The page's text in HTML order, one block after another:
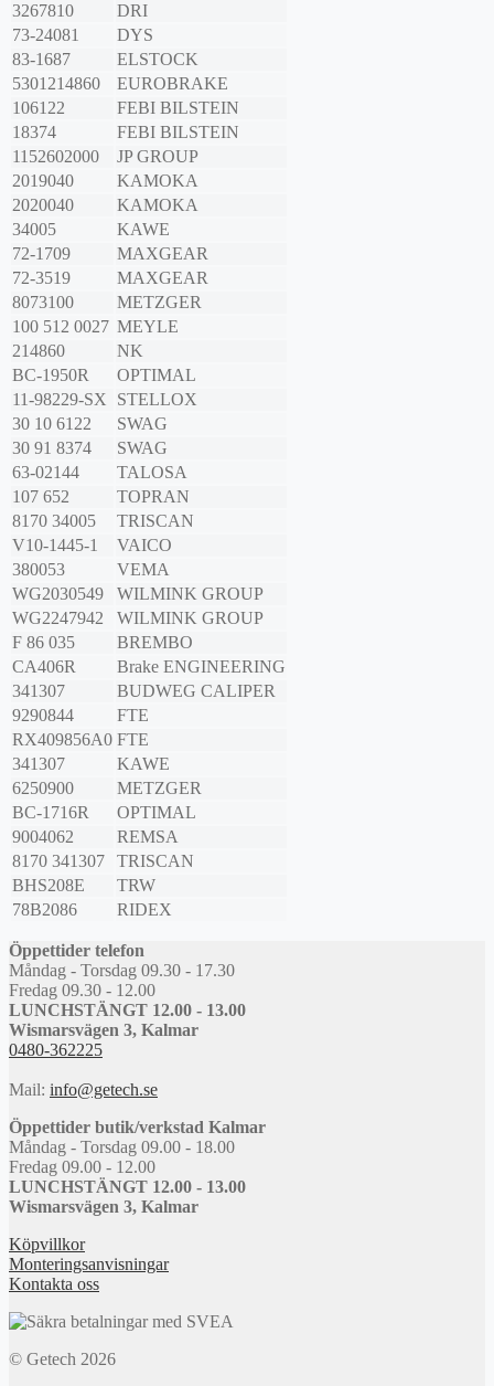
3267810
DRI
73-24081
DYS
83-1687
ELSTOCK
5301214860
EUROBRAKE
106122
FEBI BILSTEIN
18374
FEBI BILSTEIN
1152602000
JP GROUP
2019040
KAMOKA
2020040
KAMOKA
34005
KAWE
72-1709
MAXGEAR
72-3519
MAXGEAR
8073100
METZGER
100 512 0027 MEYLE
214860
NK
BC-1950R
OPTIMAL
11-98229-SX
STELLOX
30 10 6122
SWAG
30 91 8374
SWAG
63-02144
TALOSA
107 652
TOPRAN
8170 34005
TRISCAN
V10-1445-1
VAICO
380053
VEMA
WG2030549
WILMINK GROUP
WG2247942
WILMINK GROUP
F 86 035
BREMBO
CA406R
Brake ENGINEERING
341307
BUDWEG CALIPER
9290844
FTE
RX409856A0 FTE
341307
KAWE
6250900
METZGER
BC-1716R
OPTIMAL
9004062
REMSA
8170 341307
TRISCAN
BHS208E
TRW
78B2086
RIDEX
Öppettider telefon
Måndag - Torsdag 09.30 - 17.30
Fredag 09.30 - 12.00
LUNCHSTÄNGT 12.00 - 13.00
Wismarsvägen 3, Kalmar
0480-362225
Mail: info@getech.se
Öppettider butik/verkstad Kalmar
Måndag - Torsdag 09.00 - 18.00
Fredag 09.00 - 12.00
LUNCHSTÄNGT 12.00 - 13.00
Wismarsvägen 3, Kalmar
Köpvillkor
Monteringsanvisningar
Kontakta oss
© Getech 2026